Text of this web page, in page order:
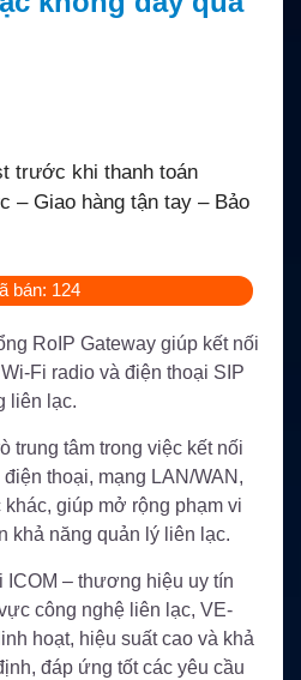
trước khi thanh toán
– Giao hàng tận tay – Bảo
bán: 124
RoIP Gateway giúp kết nối
Fi radio và điện thoại SIP
liên lạc.
trung tâm trong việc kết nối
thoại, mạng LAN/WAN,
giúp mở rộng phạm vi
khả năng quản lý liên lạc.
– thương hiệu uy tín
công nghệ liên lạc, VE-
hoạt, hiệu suất cao và khả
đáp ứng tốt các yêu cầu